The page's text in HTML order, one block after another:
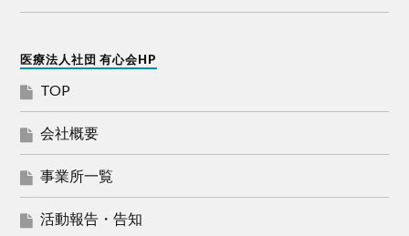
医療法人社団 有心会HP
TOP
会社概要
事業所一覧
活動報告・告知